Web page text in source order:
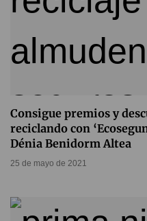
Consigue premios y
reciclando con
Dénia Benidorm Altea
25 de mayo de 2021